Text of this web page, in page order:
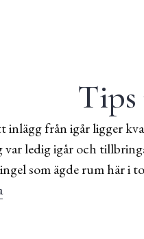
Tips
inlägg från igår ligger
var ledig igår och
som ägde rum här i
Tips på bra gåbort-gåvor